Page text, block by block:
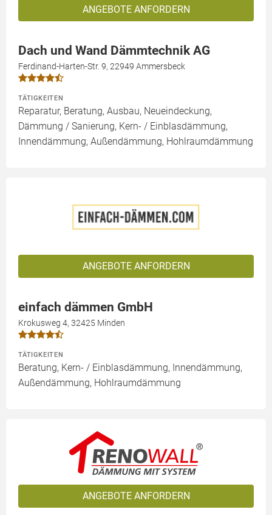
ANGEBOTE ANFORDERN
Dach und Wand Dämmtechnik AG
Ferdinand-Harten-Str. 9, 22949 Ammersbeck
TÄTIGKEITEN
Reparatur, Beratung, Ausbau, Neueindeckung,
Dämmung / Sanierung, Kern- / Einblasdämmung,
Innendämmung, Außendämmung, Hohlraumdämmung
ANGEBOTE ANFORDERN
einfach dämmen GmbH
Krokusweg 4, 32425 Minden
TÄTIGKEITEN
Beratung, Kern- / Einblasdämmung, Innendämmung,
Außendämmung, Hohlraumdämmung
ANGEBOTE ANFORDERN